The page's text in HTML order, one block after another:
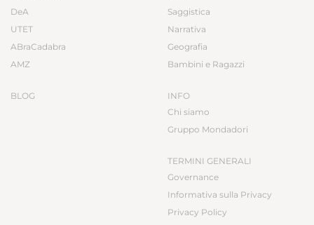
DeA
UTET
ABraCadabra
AMZ
BLOG
Saggistica
Narrativa
Geografia
Bambini e Ragazzi
INFO
Chi siamo
Gruppo Mondadori
TERMINI GENERALI
Governance
Informativa sulla Privacy
Privacy Policy